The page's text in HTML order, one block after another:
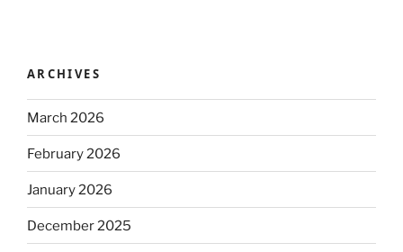
ARCHIVES
March 2026
February 2026
January 2026
December 2025